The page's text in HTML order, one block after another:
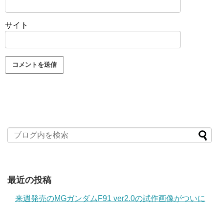
サイト
最近の投稿
来週発売のMGガンダムF91 ver2.0の試作画像がついに